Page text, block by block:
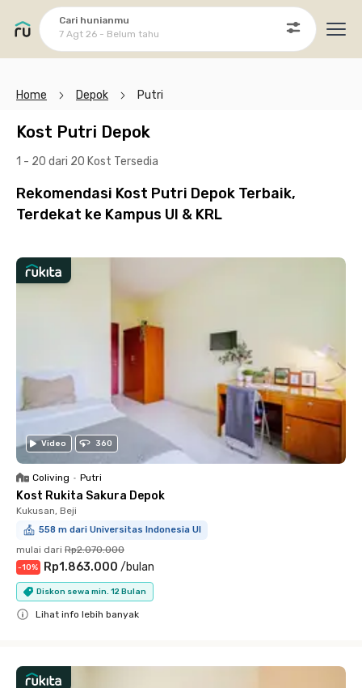
Cari hunianmu
7 Agt 26 - Belum tahu
Home Depok Putri
Kost Putri Depok
1 - 20 dari 20 Kost Tersedia
Rekomendasi Kost Putri Depok Terbaik,
Terdekat ke Kampus UI & KRL
Video 360
Coliving • Putri
Kost Rukita Sakura Depok
Kukusan, Beji
558 m dari Universitas Indonesia UI
mulai dari Rp2.070.000
-10% Rp1.863.000 /bulan
Diskon sewa min. 12 Bulan
Lihat info lebih banyak